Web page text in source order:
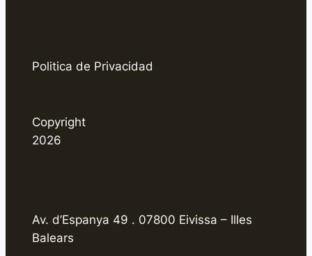
Politica de Privacidad
Copyright
2026
Av. d’Espanya 49 . 07800 Eivissa – Illes
Balears